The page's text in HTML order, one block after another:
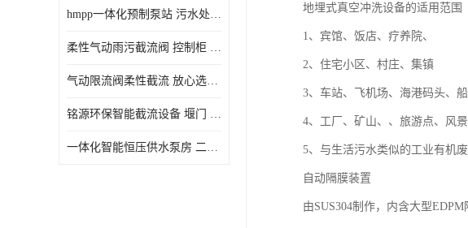
hmpp一体化预制泵站 污水处理系统 乡镇学校市政排水 厂家供应
柔性气动雨污截流阀 控制柜 远程控制安全性高检修方便
气动限流阀柔性截流 放心选购 控源截污铭源环保
铭源环保智能截流设备 堰门 铸铁调节闸门作用 源头商家 可定制
一体化智能恒压供水泵房 二次加压供水设备户外智慧泵房
地埋式真空冲洗设备的适用范围
1、宾馆、饭店、疗养院、
2、住宅小区、村庄、集镇
3、车站、飞机场、海港码头、
4、工厂、矿山、、旅游点、风
5、与生活污水类似的工业有机
自动隔膜装置
由SUS304制作，内含大型